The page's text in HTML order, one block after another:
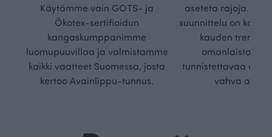
Käytämme vain GOTS- ja
Ökotex-sertifioidun
kangaskumppanimme
luomupuuvillaa ja valmistamme
kaikki vaatteet Suomessa, josta
kertoo Avainlippu-tunnus.
aseteta rajoja.
suunnittelu on
kauden
omanlaista,
tunnistettavaa
vahva